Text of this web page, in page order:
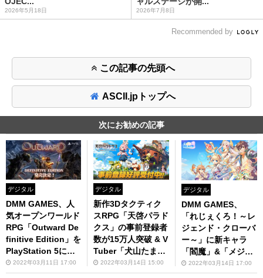
2026年5月18日 2026年7月8日
Recommended by
この記事の先頭へ
ASCII.jpトップへ
次にお勧めの記事
デジタル
DMM GAMES、人
気オープンワールド
RPG「Outward De
finitive Edition」を
PlayStation 5にて
発売2022年03月11日 17:00
デジタル
新作3Dタクティク
スRPG「天啓パラド
クス」の事前登録者
数が15万人突破 & V
Tuber「犬山たま
き」コラボ動画の公
開日が決定！
2022年03月14日 15:00
デジタル
DMM GAMES、
「れじぇくろ！～レ
ジェンド・クローバ
ー～」に新キャラ
「閻魔」&「メジェ
ド」が登場
2022年03月14日 17:00